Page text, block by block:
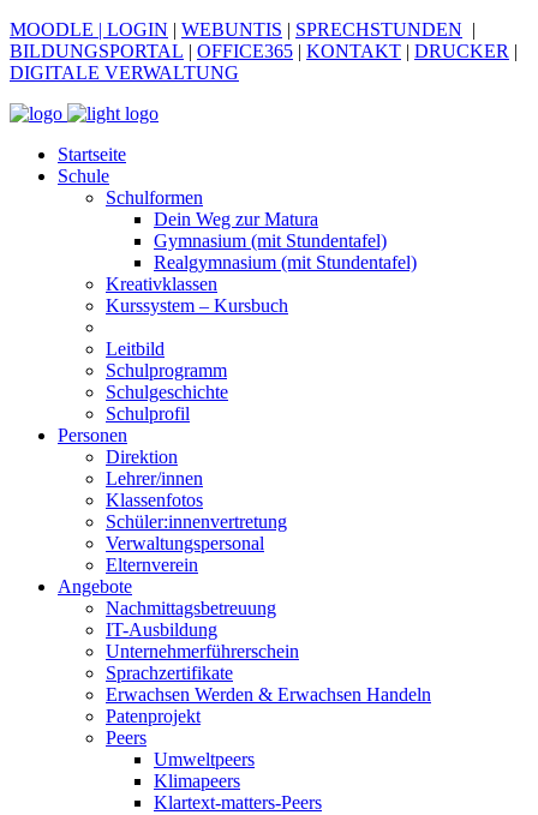
MOODLE | LOGIN | WEBUNTIS | SPRECHSTUNDEN |
BILDUNGSPORTAL | OFFICE365 | KONTAKT | DRUCKER |
DIGITALE VERWALTUNG
Startseite
Schule
Schulformen
Dein Weg zur Matura
Gymnasium (mit Stundentafel)
Realgymnasium (mit Stundentafel)
Kreativklassen
Kurssystem – Kursbuch
Leitbild
Schulprogramm
Schulgeschichte
Schulprofil
Personen
Direktion
Lehrer/innen
Klassenfotos
Schüler:innenvertretung
Verwaltungspersonal
Elternverein
Angebote
Nachmittagsbetreuung
IT-Ausbildung
Unternehmerführerschein
Sprachzertifikate
Erwachsen Werden & Erwachsen Handeln
Patenprojekt
Peers
Umweltpeers
Klimapeers
Klartext-matters-Peers